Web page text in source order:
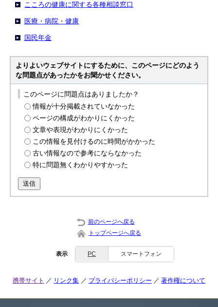
こころの健康に関する各種相談窓口
医療・病院・健康
国民年金
よりよいウェブサイトにするために、このページにどのよう
な問題点があったかをお聞かせください。
このページに問題点はありましたか？
情報が十分掲載されていなかった
ページの構成がわかりにくかった
文章や表現がわかりにくかった
この情報を見付けるのに時間がかかった
古い情報なので参考にならなかった
特に問題無くわかりやすかった
送信
前のページへ戻る
トップページへ戻る
表示 PC スマートフォン
携帯サイト リンク集 プライバシーポリシー 著作権について